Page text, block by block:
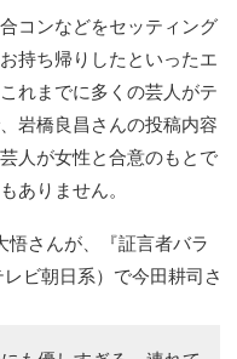
コンなどをセッティング
持ち帰りしたといったエ
れまでに多くの芸人がテ
岩橋良昌さんの投稿内容
人が女性と合意のもとで
ありません。
悟さんが、『証言者バラ
ビ朝日系）で今田耕司さ